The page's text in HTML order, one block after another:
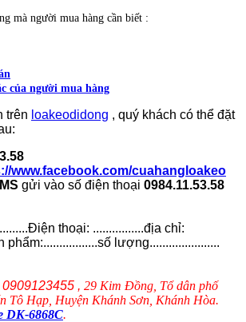
mà người mua hàng cần biết :
của người mua hàng
trên loakeodidong , quý khách có thể đặt
www.facebook.com/cuahangloakeo
gửi vào số điện thoại 0984.11.53.58
thoại: ................địa chỉ:
phẩm:.................số lượng......................
, 29 Kim Đồng, Tổ dân phố
Tô Hạp, Huyện Khánh Sơn, Khánh Hòa.
DK-6868C.